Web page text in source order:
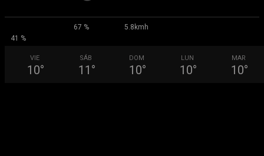
67 %
5.8kmh
41 %
VIE
10°
SÁB
11 °
DOM
10°
LUN
10°
MAR
10°